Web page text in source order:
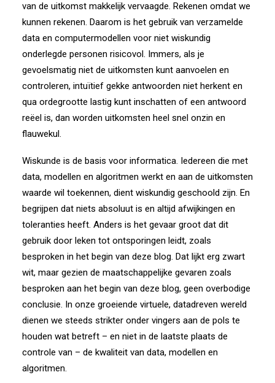
van de uitkomst makkelijk vervaagde. Rekenen omdat we
kunnen rekenen. Daarom is het gebruik van verzamelde
data en computermodellen voor niet wiskundig
onderlegde personen risicovol. Immers, als je
gevoelsmatig niet de uitkomsten kunt aanvoelen en
controleren, intuïtief gekke antwoorden niet herkent en
qua ordegrootte lastig kunt inschatten of een antwoord
reëel is, dan worden uitkomsten heel snel onzin en
flauwekul.
Wiskunde is de basis voor informatica. Iedereen die met
data, modellen en algoritmen werkt en aan de uitkomsten
waarde wil toekennen, dient wiskundig geschoold zijn. En
begrijpen dat niets absoluut is en altijd afwijkingen en
toleranties heeft. Anders is het gevaar groot dat dit
gebruik door leken tot ontsporingen leidt, zoals
besproken in het begin van deze blog. Dat lijkt erg zwart
wit, maar gezien de maatschappelijke gevaren zoals
besproken aan het begin van deze blog, geen overbodige
conclusie. In onze groeiende virtuele, datadreven wereld
dienen we steeds strikter onder vingers aan de pols te
houden wat betreft – en niet in de laatste plaats de
controle van – de kwaliteit van data, modellen en
algoritmen.